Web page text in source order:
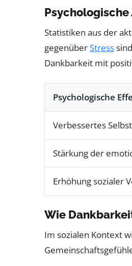
Statistiken aus der
gegenüberStress
Dankbarkeit mit
Psychologische
Verbessertes
Stärkung der
Erhöhung sozialer
Wie
Im sozialen Kontext